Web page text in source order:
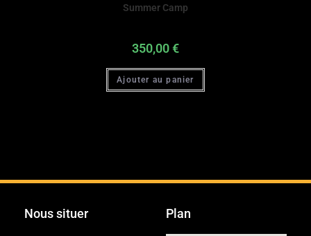
Summer Camp
350,00€
Ajouter au panier
Nous situer Plan